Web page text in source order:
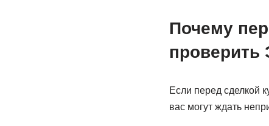
Почему
проверить
Если перед сделкой
вас могут ждать